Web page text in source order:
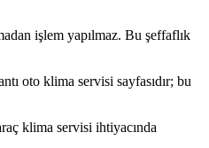
işlem yapılmaz. Bu şeffaflık
oto klima servisi sayfasıdır; bu
klima servisi ihtiyacında